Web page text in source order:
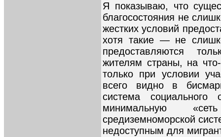
Я показываю, что
благосостояния не
жестких условий
хотя такие — не
предоставляются
жителям страны, на
только при условии
всего видно в
система социального
минимальную
средиземноморской
недоступным для